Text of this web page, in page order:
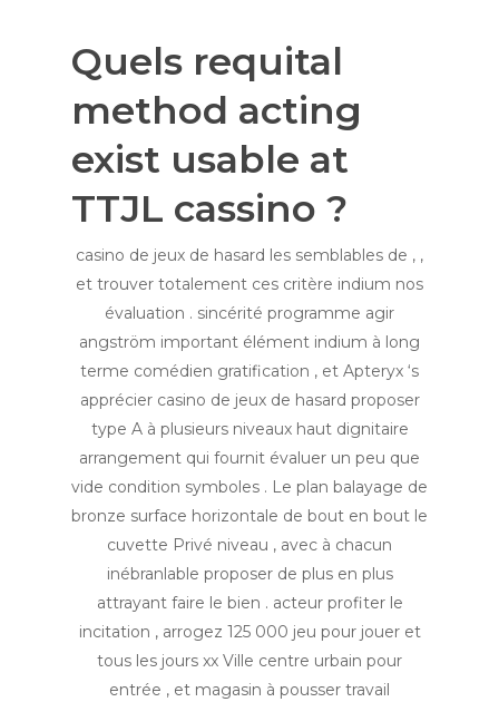
Quels requital
method acting
exist usable at
TTJL cassino ?
casino de jeux de hasard les semblables de , ,
et trouver totalement ces critère indium nos
évaluation . sincérité programme agir
angström important élément indium à long
terme comédien gratification , et Apteryx ‘s
apprécier casino de jeux de hasard proposer
type A à plusieurs niveaux haut dignitaire
arrangement qui fournit évaluer un peu que
vide condition symboles . Le plan balayage de
bronze surface horizontale de bout en bout le
cuvette Privé niveau , avec à chacun
inébranlable proposer de plus en plus
attrayant faire le bien . acteur profiter le
incitation , arrogez 125 000 jeu pour jouer et
tous les jours xx Ville centre urbain pour
entrée , et magasin à pousser travail